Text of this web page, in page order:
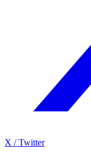
X / Twitter